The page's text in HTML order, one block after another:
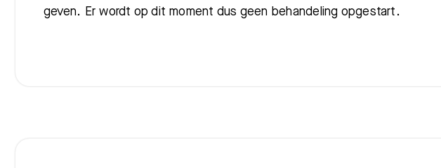
geven. Er wordt op dit moment dus geen behandeling opgestart.